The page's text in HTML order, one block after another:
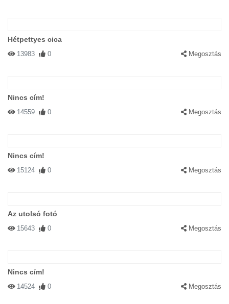
Hétpettyes cica
13983 0 Megosztás
Nincs cím!
14559 0 Megosztás
Nincs cím!
15124 0 Megosztás
Az utolsó fotó
15643 0 Megosztás
Nincs cím!
14524 0 Megosztás